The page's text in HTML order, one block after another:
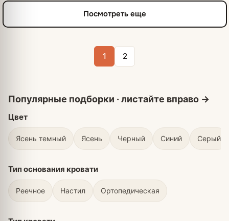
Посмотреть еще
1 2
Цвет
Ясень темный Ясень Черный Синий Серый
Тип основания кровати
Реечное Настил Ортопедическая